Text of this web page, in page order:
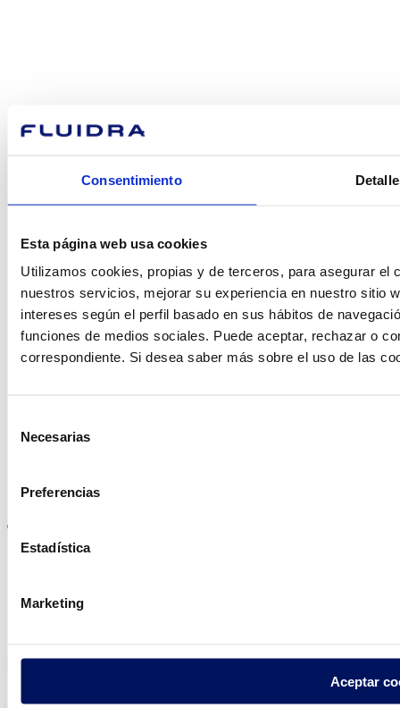
Consentimiento
Esta página web usa cookies
Utilizamos cookies, propias y de terceros, para asegurar el
nuestros servicios, mejorar su experiencia en nuestro sitio
intereses según el perfil basado en sus hábitos de
funciones de medios sociales. Puede aceptar, rechazar o
correspondiente. Si desea saber más sobre el uso de las
Necesarias
Preferencias
Estadística
Marketing
Aceptar
¿En qué
ayudarte?
Encuentre Fluidra
Visite el sitio web
Política de privacidad
Fluidra S.A. 2025